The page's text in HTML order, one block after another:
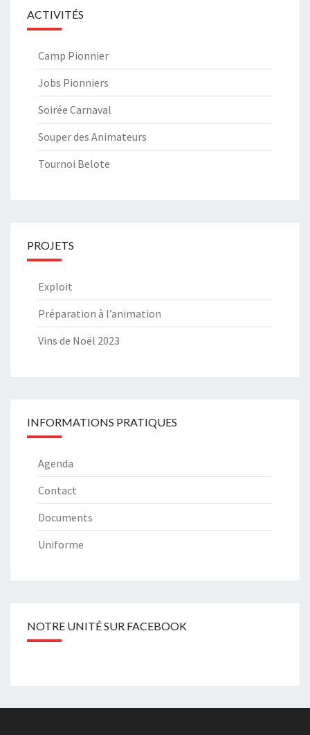
ACTIVITÉS
Camp Pionnier
Jobs Pionniers
Soirée Carnaval
Souper des Animateurs
Tournoi Belote
PROJETS
Exploit
Préparation à l’animation
Vins de Noël 2023
INFORMATIONS PRATIQUES
Agenda
Contact
Documents
Uniforme
NOTRE UNITÉ SUR FACEBOOK